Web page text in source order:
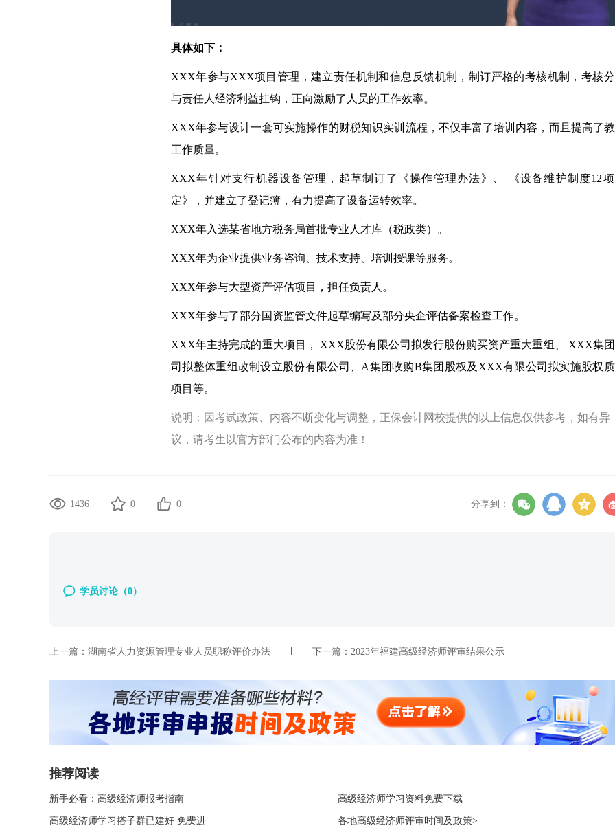
具体如下：
XXX年参与XXX项目管理，建立责任机制和信息反馈机制，制订严格的考核机制，考核
与责任人经济利益挂钩，正向激励了人员的工作效率。
XXX年参与设计一套可实施操作的财税知识实训流程，不仅丰富了培训内容，而且提高了
工作质量。
XXX年针对支行机器设备管理，起草制订了《操作管理办法》、 《设备维护制度12
定》，并建立了登记簿，有力提高了设备运转效率。
XXX年入选某省地方税务局首批专业人才库（税政类）。
XXX年为企业提供业务咨询、技术支持、培训授课等服务。
XXX年参与大型资产评估项目，担任负责人。
XXX年参与了部分国资监管文件起草编写及部分央企评估备案检查工作。
XXX年主持完成的重大项目， XXX股份有限公司拟发行股份购买资产重大重组、 XXX集
司拟整体重组改制设立股份有限公司、A集团收购B集团股权及XXX有限公司拟实施股权
项目等。
说明：因考试政策、内容不断变化与调整，正保会计网校提供的以上信息仅供参考，如有异
议，请考生以官方部门公布的内容为准！
1436 0 0 分享到：
学员讨论（0）
上一篇： 湖南省人力资源管理专业人员职称评价办法 下一篇： 2023年福建高级经济师评审结果公示
推荐阅读
新手必看：高级经济师报考指南 高级经济师学习资料免费下载
高级经济师学习搭子群已建好 免费进 各地高级经济师评审时间及政策>